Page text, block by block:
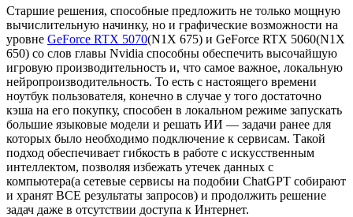
Старшие решения, способные предложить не только мощную
вычислительную начинку, но и графические возможности на
уровне GeForce RTX 5070(N1X 675) и GeForce RTX 5060(N1X
650) со слов главы Nvidia способны обеспечить высочайшую
игровую производительность и, что самое важное, локальную
нейропроизводительность. То есть с настоящего времени
ноутбук пользователя, конечно в случае у того достаточно
кэша на его покупку, способен в локальном режиме запускать
большие языковые модели и решать ИИ — задачи ранее для
которых было необходимо подключение к сервисам. Такой
подход обеспечивает гибкость в работе с искусственным
интеллектом, позволяя избежать утечек данных с
компьютера(а сетевые сервисы на подобии ChatGPT собирают
и хранят ВСЕ результаты запросов) и продолжить решение
задач даже в отсутствии доступа к Интернет.